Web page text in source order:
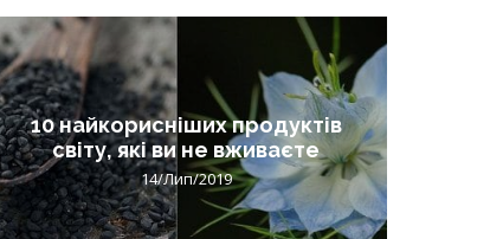
10 найкорисніших продуктів
світу, які ви не вживаєте
14/Лип/2019